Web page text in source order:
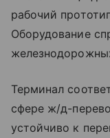
рабочий
Оборудование
Терминал
сфере ж/д-
устойчиво к